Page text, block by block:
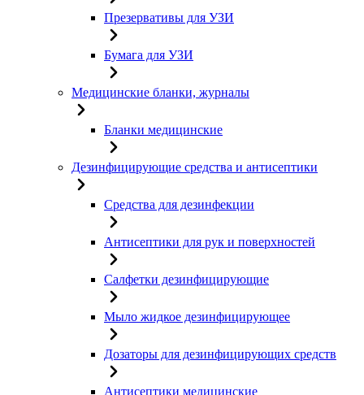
Презервативы для УЗИ
Бумага для УЗИ
Медицинские бланки, журналы
Бланки медицинские
Дезинфицирующие средства и антисептики
Средства для дезинфекции
Антисептики для рук и поверхностей
Салфетки дезинфицирующие
Мыло жидкое дезинфицирующее
Дозаторы для дезинфицирующих средств
Антисептики медицинские